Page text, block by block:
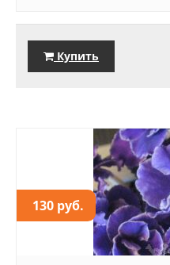
Купить
130 руб.